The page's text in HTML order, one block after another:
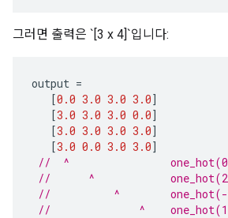
그러면 출력은 `[3 x 4]`입니다:
output =
[0.0 3.0 3.0 3.0]
[3.0 3.0 3.0 0.0]
[3.0 3.0 3.0 3.0]
[3.0 0.0 3.0 3.0]
//  ^
//      ^
//          ^        one_hot(-
//              ^